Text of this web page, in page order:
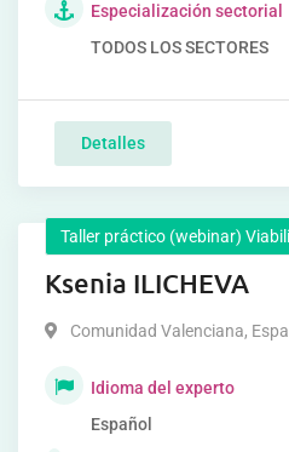
Especialización sectorial
TODOS LOS SECTORES
Detalles
Taller práctico (webinar)
Ksenia ILICHEVA
Comunidad Valenciana,
Idioma del experto
Español